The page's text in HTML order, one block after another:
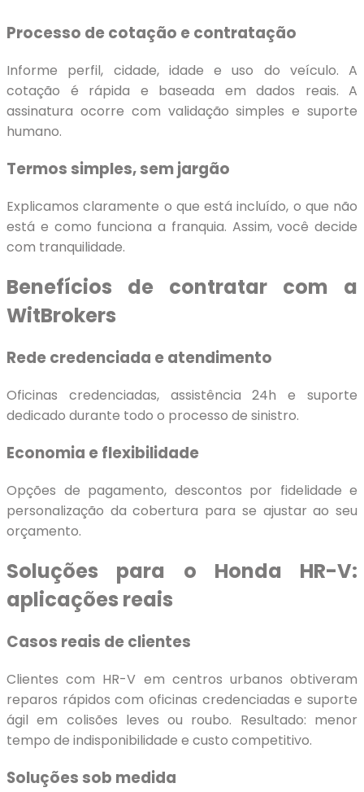
Processo de cotação e contratação
Informe perfil, cidade, idade e uso do veículo. A
cotação é rápida e baseada em dados reais. A
assinatura ocorre com validação simples e suporte
humano.
Termos simples, sem jargão
Explicamos claramente o que está incluído, o que não
está e como funciona a franquia. Assim, você decide
com tranquilidade.
Benefícios de contratar com a
WitBrokers
Rede credenciada e atendimento
Oficinas credenciadas, assistência 24h e suporte
dedicado durante todo o processo de sinistro.
Economia e flexibilidade
Opções de pagamento, descontos por fidelidade e
personalização da cobertura para se ajustar ao seu
orçamento.
Soluções para o Honda HR-V:
aplicações reais
Casos reais de clientes
Clientes com HR-V em centros urbanos obtiveram
reparos rápidos com oficinas credenciadas e suporte
ágil em colisões leves ou roubo. Resultado: menor
tempo de indisponibilidade e custo competitivo.
Soluções sob medida